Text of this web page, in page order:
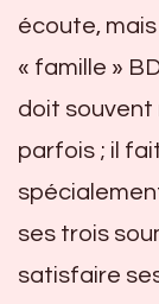
écoute, mais
« famille »
doit souvent
parfois ; il
ses trois
satisfaire